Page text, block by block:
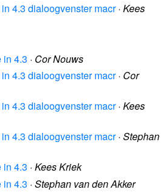
4.3 dialoogvenster macr· Kees
in 4.3 · Cor Nouws
4.3 dialoogvenster macr· Cor
4.3 dialoogvenster macr· Kees
4.3 dialoogvenster macr· Stephan
in 4.3 · Kees Kriek
in 4.3 · Stephan van den Akker